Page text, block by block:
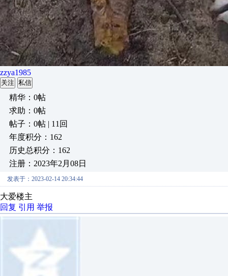
zzya1985
关注 私信
精华：0帖
求助：0帖
帖子：0帖 | 11回
年度积分：162
历史总积分：162
注册：2023年2月08日
发表于：2023-02-14 20:34:44
大爱楼主
回复 引用 举报